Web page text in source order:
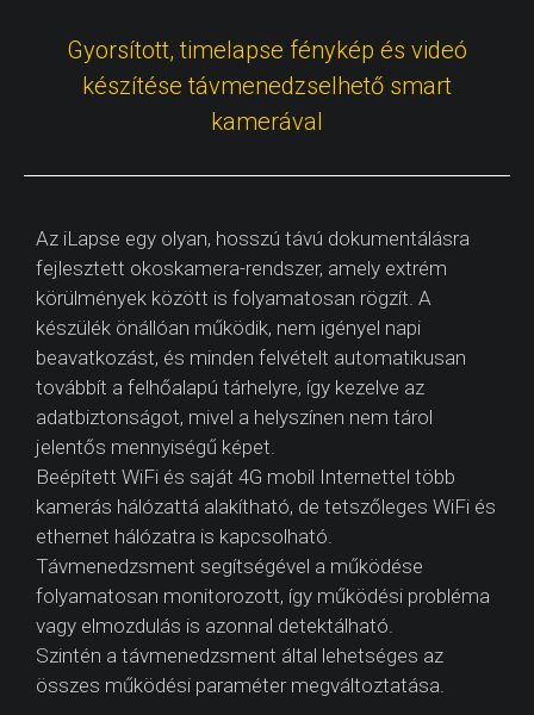
Gyorsított, timelapse fénykép és videó
készítése távmenedzselhető smart
kamerával
Az iLapse egy olyan, hosszú távú dokumentálásra
fejlesztett okoskamera-rendszer, amely extrém
körülmények között is folyamatosan rögzít. A
készülék önállóan működik, nem igényel napi
beavatkozást, és minden felvételt automatikusan
továbbít a felhőalapú tárhelyre, így kezelve az
adatbiztonságot, mivel a helyszínen nem tárol
jelentős mennyiségű képet.
Beépített WiFi és saját 4G mobil Internettel több
kamerás hálózattá alakítható, de tetszőleges WiFi és
ethernet hálózatra is kapcsolható.
Távmenedzsment segítségével a működése
folyamatosan monitorozott, így működési probléma
vagy elmozdulás is azonnal detektálható.
Szintén a távmenedzsment által lehetséges az
összes működési paraméter megváltoztatása.